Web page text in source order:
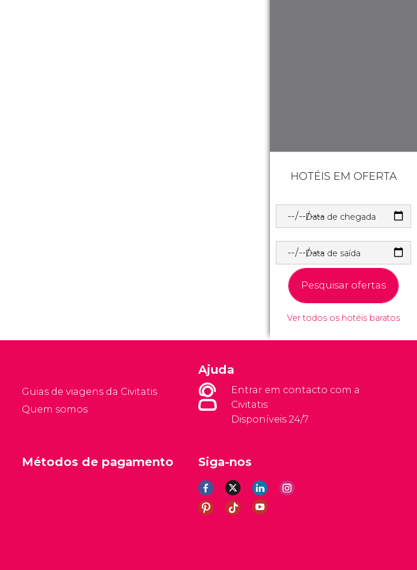
HOTÉIS EM OFERTA
Data de chegada
Data de saída
Pesquisar ofertas
Ver todos os hotéis baratos
Guias de viagens da Civitatis
Quem somos
Ajuda
Entrar em contacto com a
Civitatis
Disponíveis 24/7
Siga-nos
Métodos de pagamento